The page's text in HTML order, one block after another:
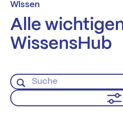
Wissen
Alle
WissensHub